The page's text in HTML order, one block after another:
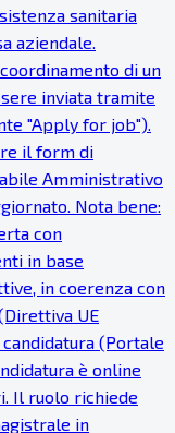
sanitaria
aziendale.
di un
inviata tramite
"Apply for job").
il form di
Amministrativo
Nota bene:
con
in base
in coerenza con
UE
(Portale
è online
Il ruolo richiede
in